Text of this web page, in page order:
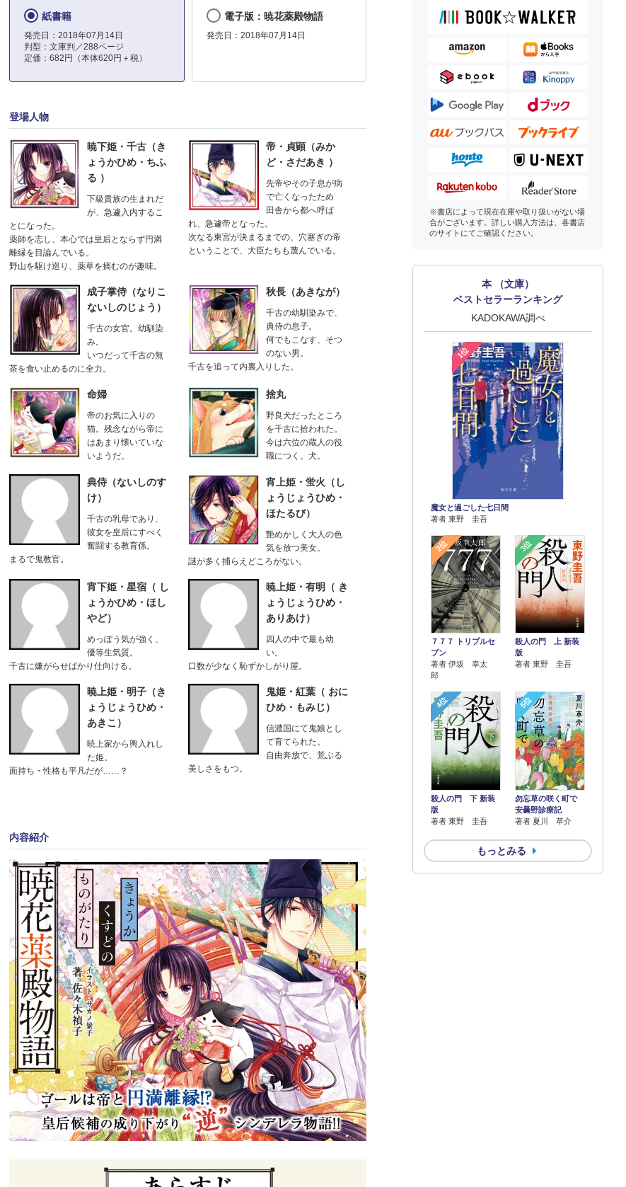
紙書籍
発売日：2018年07月14日
判型：文庫判／288ページ
定価：682円（本体620円＋税）
電子版：暁花薬殿物語
発売日：2018年07月14日
登場人物
暁下姫・千古（き
ょうかひめ・ちふ
る ）
下級貴族の生まれだ
が、急遽入内するこ
とになった。
薬師を志し、本心では皇后とならず円満
離縁を目論んでいる。
野山を駆け巡り、薬草を摘むのが趣味。
帝・貞顕（みか
ど・さだあき ）
先帝やその子息が病
で亡くなったため
田舎から都へ呼ば
れ、急遽帝となった。
次なる東宮が決まるまでの、穴塞ぎの帝
ということで、大臣たちも蔑んでいる。
成子掌侍（なりこ
ないしのじょう）
千古の女官。幼馴染
み。
いつだって千古の無
茶を食い止めるのに全力。
秋長（あきなが）
千古の幼馴染みで、
典侍の息子。
何でもこなす、そつ
のない男。
千古を追って内裏入りした。
命婦
帝のお気に入りの
猫。残念ながら帝に
はあまり懐いていな
いようだ。
捨丸
野良犬だったところ
を千古に拾われた。
今は六位の蔵人の役
職につく。犬。
典侍（ないしのす
け）
千古の乳母であり、
彼女を皇后にすべく
奮闘する教育係。
まるで鬼教官。
宵上姫・蛍火（し
ょうじょうひめ・
ほたるび）
艶めかしく大人の色
気を放つ美女。
謎が多く捕らえどころがない。
宵下姫・星宿（ し
ょうかひめ・ほし
やど）
めっぽう気が強く、
優等生気質。
千古に嫌がらせばかり仕向ける。
暁上姫・有明（ き
ょうじょうひめ・
ありあけ）
四人の中で最も幼
い。
口数が少なく恥ずかしがり屋。
暁上姫・明子（き
ょうじょうひめ・
あきこ）
暁上家から輿入れし
た姫。
面持ち・性格も平凡だが……？
鬼姫・紅葉（ おに
ひめ・もみじ）
信濃国にて鬼娘とし
て育てられた。
自由奔放で、荒ぶる
美しさをもつ。
内容紹介
※書店によって現在在庫や取り扱いがない場
合がございます。詳しい購入方法は、各書店
のサイトにてご確認ください。
本 （文庫）
ベストセラーランキング
KADOKAWA調べ
1位
魔女と過ごした七日間
著者 東野 圭吾
2位
７７７ トリプルセ
ブン
著者 伊坂 幸太
郎
3位
殺人の門 上 新装
版
著者 東野 圭吾
4位
殺人の門 下 新装
版
著者 東野 圭吾
5位
勿忘草の咲く町で
安曇野診療記
著者 夏川 草介
もっとみる